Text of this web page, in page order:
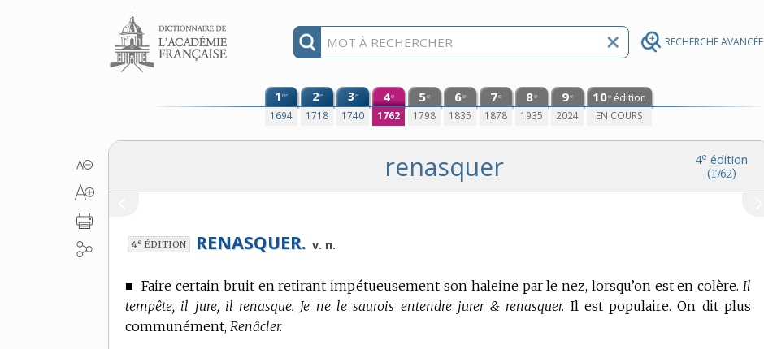
RECHERCHE AVANCÉE
Aller au contenu
1re
1694
2e
1718
3e
1740
4e
1762
5e
1798
6e
1835
7e
1878
8e
1935
9e
2024
10e édition
EN COURS
4e édition
(1762)
renasquer
4e ÉDITION RENASQUER. v. n.
■Faire certain bruit en retirant impétueusement son haleine par le nez, lorsqu’on est en colère. Il
tempête, il jure, il renasque. Je ne le saurois entendre jurer & renasquer. Il est populaire. On dit plus
communément, Renâcler.